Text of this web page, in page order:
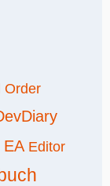
Order
EA Editor